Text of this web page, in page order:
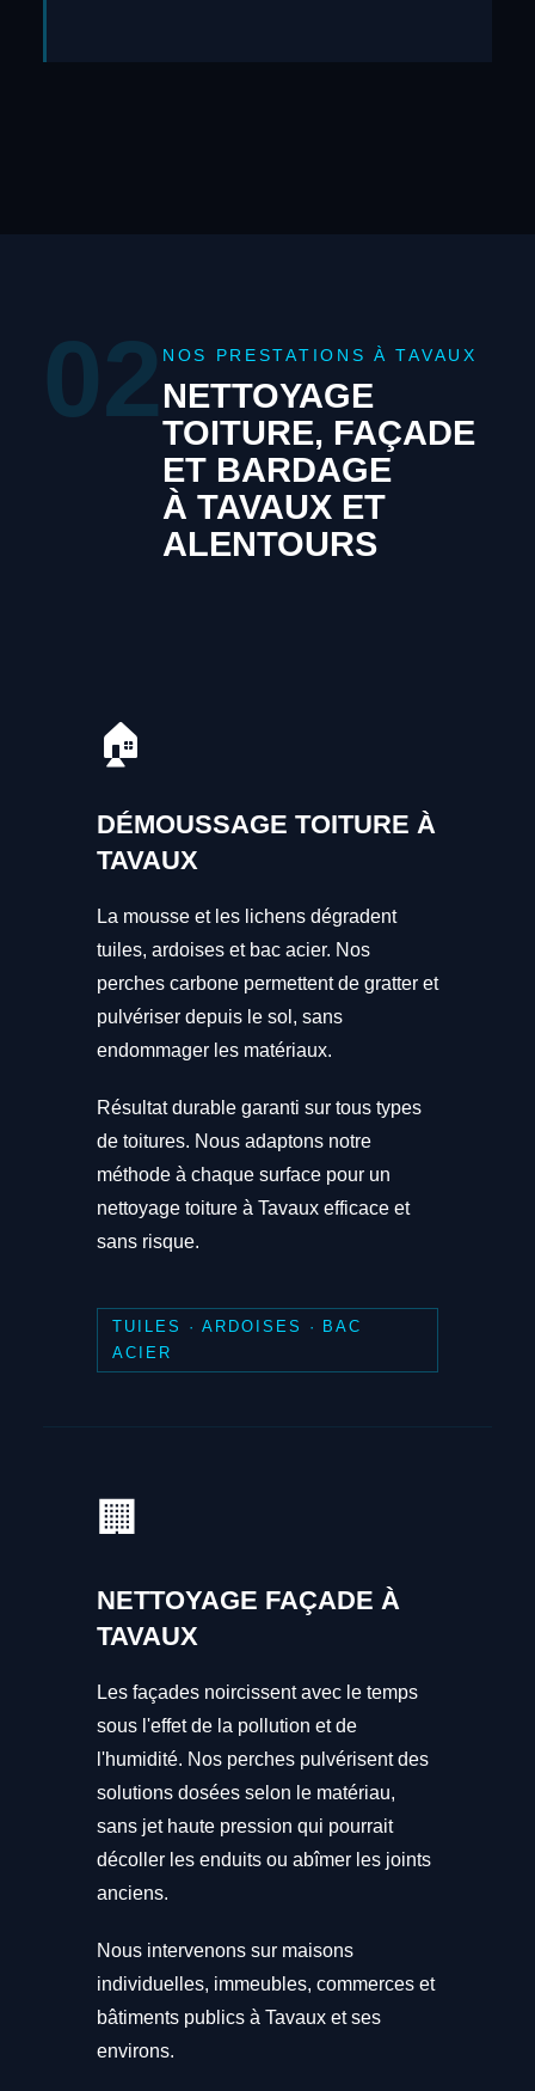
02 NOS PRESTATIONS À TAVAUX
NETTOYAGE
TOITURE, FAÇADE
ET BARDAGE
À TAVAUX ET
ALENTOURS
🏠
DÉMOUSSAGE TOITURE À
TAVAUX
La mousse et les lichens dégradent
tuiles, ardoises et bac acier. Nos
perches carbone permettent de gratter et
pulvériser depuis le sol, sans
endommager les matériaux.
Résultat durable garanti sur tous types
de toitures. Nous adaptons notre
méthode à chaque surface pour un
nettoyage toiture à Tavaux efficace et
sans risque.
TUILES · ARDOISES · BAC
ACIER
🏢
NETTOYAGE FAÇADE À
TAVAUX
Les façades noircissent avec le temps
sous l'effet de la pollution et de
l'humidité. Nos perches pulvérisent des
solutions dosées selon le matériau,
sans jet haute pression qui pourrait
décoller les enduits ou abîmer les joints
anciens.
Nous intervenons sur maisons
individuelles, immeubles, commerces et
bâtiments publics à Tavaux et ses
environs.